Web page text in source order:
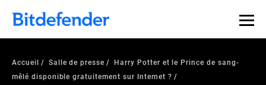
Accueil Salle de presse
Harry Potter et le Prince de sang-
mêlé disponible gratuitement sur Internet ?